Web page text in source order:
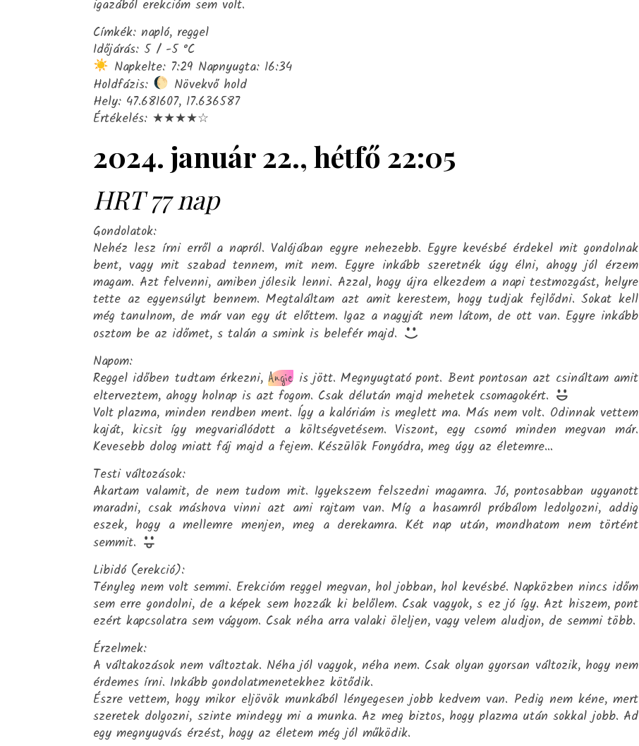
igazából erekcióm sem volt.
Címkék: napló, reggel
Időjárás: 5 / -5 °C
Napkelte: 7:29 Napnyugta: 16:34
Holdfázis:
Növekvő hold
Hely: 47.681607, 17.636587
Értékelés: ★★★★☆
2024. január 22., hétfő 22:05
HRT 77 nap
Gondolatok:
Nehéz lesz írni erről a napról. Valójában egyre nehezebb. Egyre kevésbé érdekel mit gondolnak
bent, vagy mit szabad tennem, mit nem. Egyre inkább szeretnék úgy élni, ahogy jól érzem
magam. Azt felvenni, amiben jólesik lenni. Azzal, hogy újra elkezdem a napi testmozgást, helyre
tette az egyensúlyt bennem. Megtaláltam azt amit kerestem, hogy tudjak fejlődni. Sokat kell
még tanulnom, de már van egy út előttem. Igaz a nagyját nem látom, de ott van. Egyre inkább
osztom be az időmet, s talán a smink is belefér majd.
Napom:
Reggel időben tudtam érkezni,Angie is jött. Megnyugtató pont. Bent pontosan azt csináltam amit
elterveztem, ahogy holnap is azt fogom. Csak délután majd mehetek csomagokért.
Volt plazma, minden rendben ment. Így a kalóriám is meglett ma. Más nem volt. Odinnak vettem
kaját, kicsit így megvariálódott a költségvetésem. Viszont, egy csomó minden megvan már.
Kevesebb dolog miatt fáj majd a fejem. Készülök Fonyódra, meg úgy az életemre…
Testi változások:
Akartam valamit, de nem tudom mit. Igyekszem felszedni magamra. Jó, pontosabban ugyanott
maradni, csak máshova vinni azt ami rajtam van. Míg a hasamról próbálom ledolgozni, addig
eszek, hogy a mellemre menjen, meg a derekamra. Két nap után, mondhatom nem történt
semmit.
Libidó (erekció):
Tényleg nem volt semmi. Erekcióm reggel megvan, hol jobban, hol kevésbé. Napközben nincs időm
sem erre gondolni, de a képek sem hozzák ki belőlem. Csak vagyok, s ez jó így. Azt hiszem, pont
ezért kapcsolatra sem vágyom. Csak néha arra valaki öleljen, vagy velem aludjon, de semmi több.
Érzelmek:
A váltakozások nem változtak. Néha jól vagyok, néha nem. Csak olyan gyorsan változik, hogy nem
érdemes írni. Inkább gondolatmenetekhez kötődik.
Észre vettem, hogy mikor eljövök munkából lényegesen jobb kedvem van. Pedig nem kéne, mert
szeretek dolgozni, szinte mindegy mi a munka. Az meg biztos, hogy plazma után sokkal jobb. Ad
egy megnyugvás érzést, hogy az életem még jól működik.